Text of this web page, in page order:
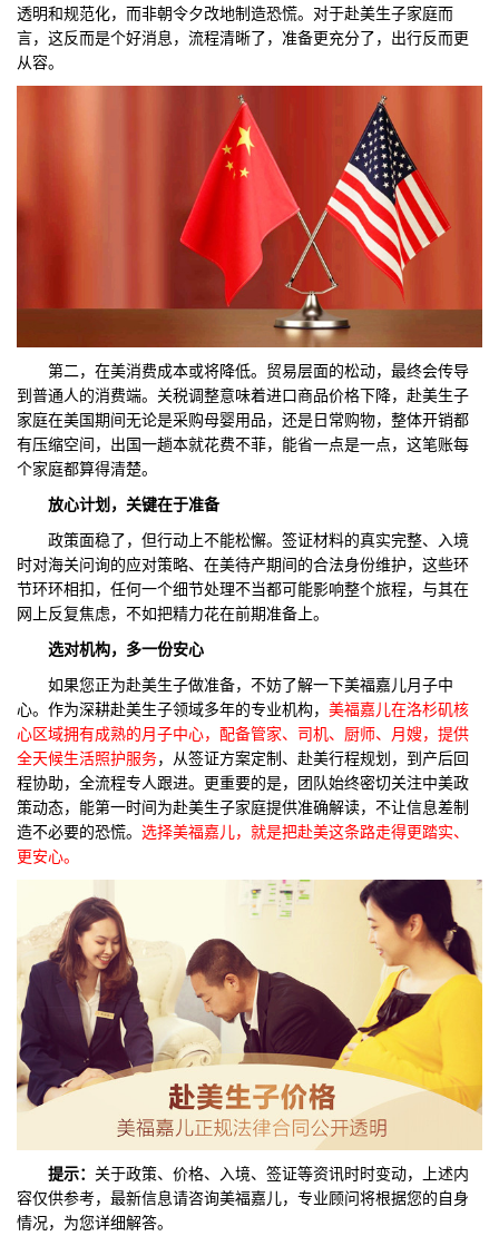
透明和规范化，而非朝令夕改地制造恐慌。对于赴美生子家庭而
言，这反而是个好消息，流程清晰了，准备更充分了，出行反而更
从容。
第二，在美消费成本或将降低。贸易层面的松动，最终会传导
到普通人的消费端。关税调整意味着进口商品价格下降，赴美生子
家庭在美国期间无论是采购母婴用品，还是日常购物，整体开销都
有压缩空间，出国一趟本就花费不菲，能省一点是一点，这笔账每
个家庭都算得清楚。
放心计划，关键在于准备
政策面稳了，但行动上不能松懈。签证材料的真实完整、入境
时对海关问询的应对策略、在美待产期间的合法身份维护，这些环
节环环相扣，任何一个细节处理不当都可能影响整个旅程，与其在
网上反复焦虑，不如把精力花在前期准备上。
选对机构，多一份安心
如果您正为赴美生子做准备，不妨了解一下美福嘉儿月子中
心。作为深耕赴美生子领域多年的专业机构， 美福嘉儿在洛杉矶核
心区域拥有成熟的月子中心，配备管家、司机、厨师、月嫂，提供
全天候生活照护服务，从签证方案定制、赴美行程规划，到产后回
程协助，全流程专人跟进。更重要的是，团队始终密切关注中美政
策动态，能第一时间为赴美生子家庭提供准确解读，不让信息差制
造不必要的恐慌。 选择美福嘉儿，就是把赴美这条路走得更踏实、
更安心。
提示： 关于政策、价格、入境、签证等资讯时时变动，上述内
容仅供参考，最新信息请咨询美福嘉儿，专业顾问将根据您的自身
情况，为您详细解答。